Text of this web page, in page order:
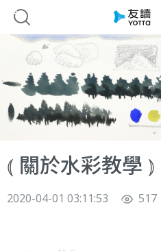
⦅ 關於水彩教學 ⦆
2020-04-01 03:11:53 517